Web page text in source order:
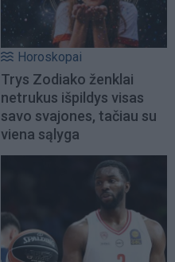
Horoskopai
Trys Zodiako ženklai
netrukus išpildys visas
savo svajones, tačiau su
viena sąlyga